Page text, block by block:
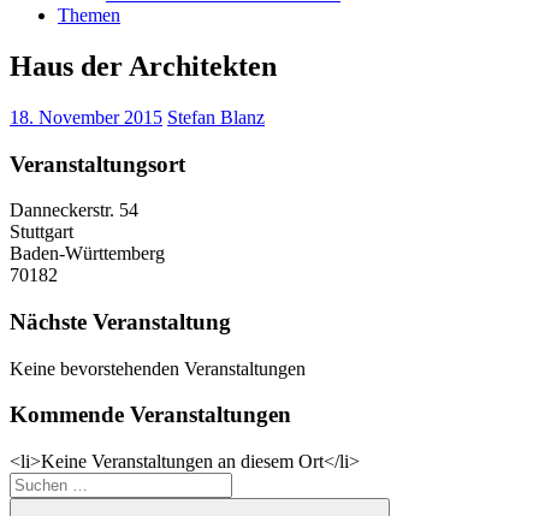
Themen
Haus der Architekten
18. November 2015 Stefan Blanz
Veranstaltungsort
Danneckerstr. 54
Stuttgart
Baden-Württemberg
70182
Nächste Veranstaltung
Keine bevorstehenden Veranstaltungen
Kommende Veranstaltungen
<li>Keine Veranstaltungen an diesem Ort</li>
Suchen
nach: